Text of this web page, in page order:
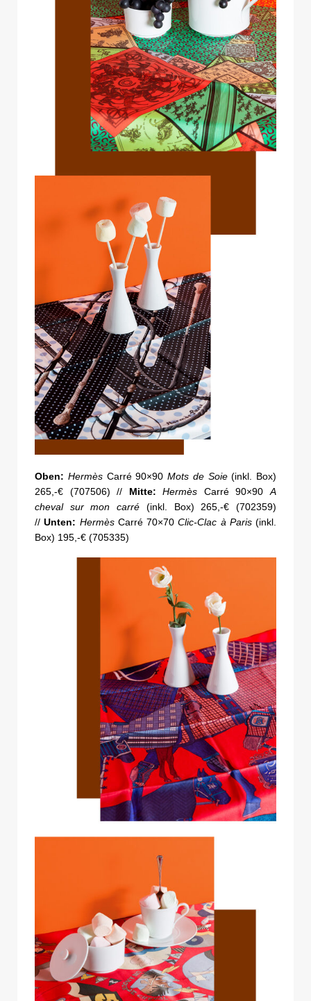
Oben: HermèsCarré 90×90 Mots de Soie(inkl. Box)
265,-€ (707506) // Mitte:Hermès Carré 90×90A
cheval sur mon carré (inkl. Box) 265,-€ (702359)
//Unten: HermèsCarré 70×70Clic-Clac à Paris(inkl.
Box) 195,-€ (705335)